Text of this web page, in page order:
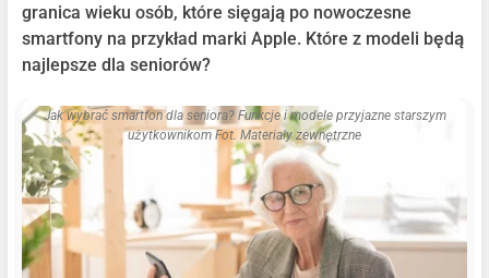
granica wieku osób, które sięgają po nowoczesne
smartfony na przykład marki Apple. Które z modeli będą
najlepsze dla seniorów?
Jak wybrać smartfon dla seniora? Funkcje i modele przyjazne starszym
użytkownikom Fot. Materiały zewnętrzne